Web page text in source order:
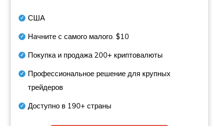
США
Начните с самого малого.$10
Покупка и продажа200+ криптовалюты
Профессиональное решение для крупных
трейдеров
Доступно в 190+ страны